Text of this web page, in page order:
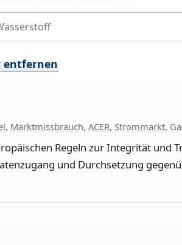
entfernen
, Marktmissbrauch, ACER, Strommarkt,
Regeln zur Integrität und
und Durchsetzung